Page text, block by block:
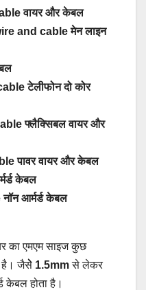
वायर और केबल
and cable मेन लाइन
टेलीफोन दो कोर
फ्लैक्सिबल वायर और
पावर वायर और केबल
केबल
आर्मर्ड केबल
का एमएम साइज कुछ
है। जैसेेेे 1.5mmसे लेकर
केबल होता है।